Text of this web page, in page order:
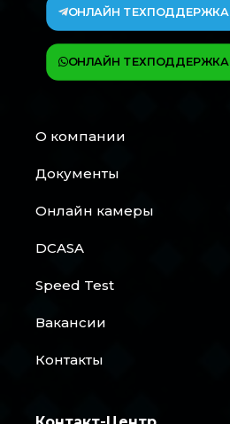
ОНЛАЙН ТЕХПОДДЕРЖКА
ОНЛАЙН ТЕХПОДДЕРЖКА
О компании
Документы
Онлайн камеры
DCASA
Speed Test
Вакансии
Контакты